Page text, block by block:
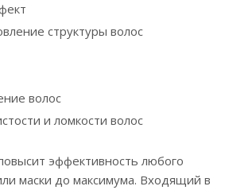
структуры волос
волос
и ломкости волос
эффективность любого
маски до максимума. Входящий в